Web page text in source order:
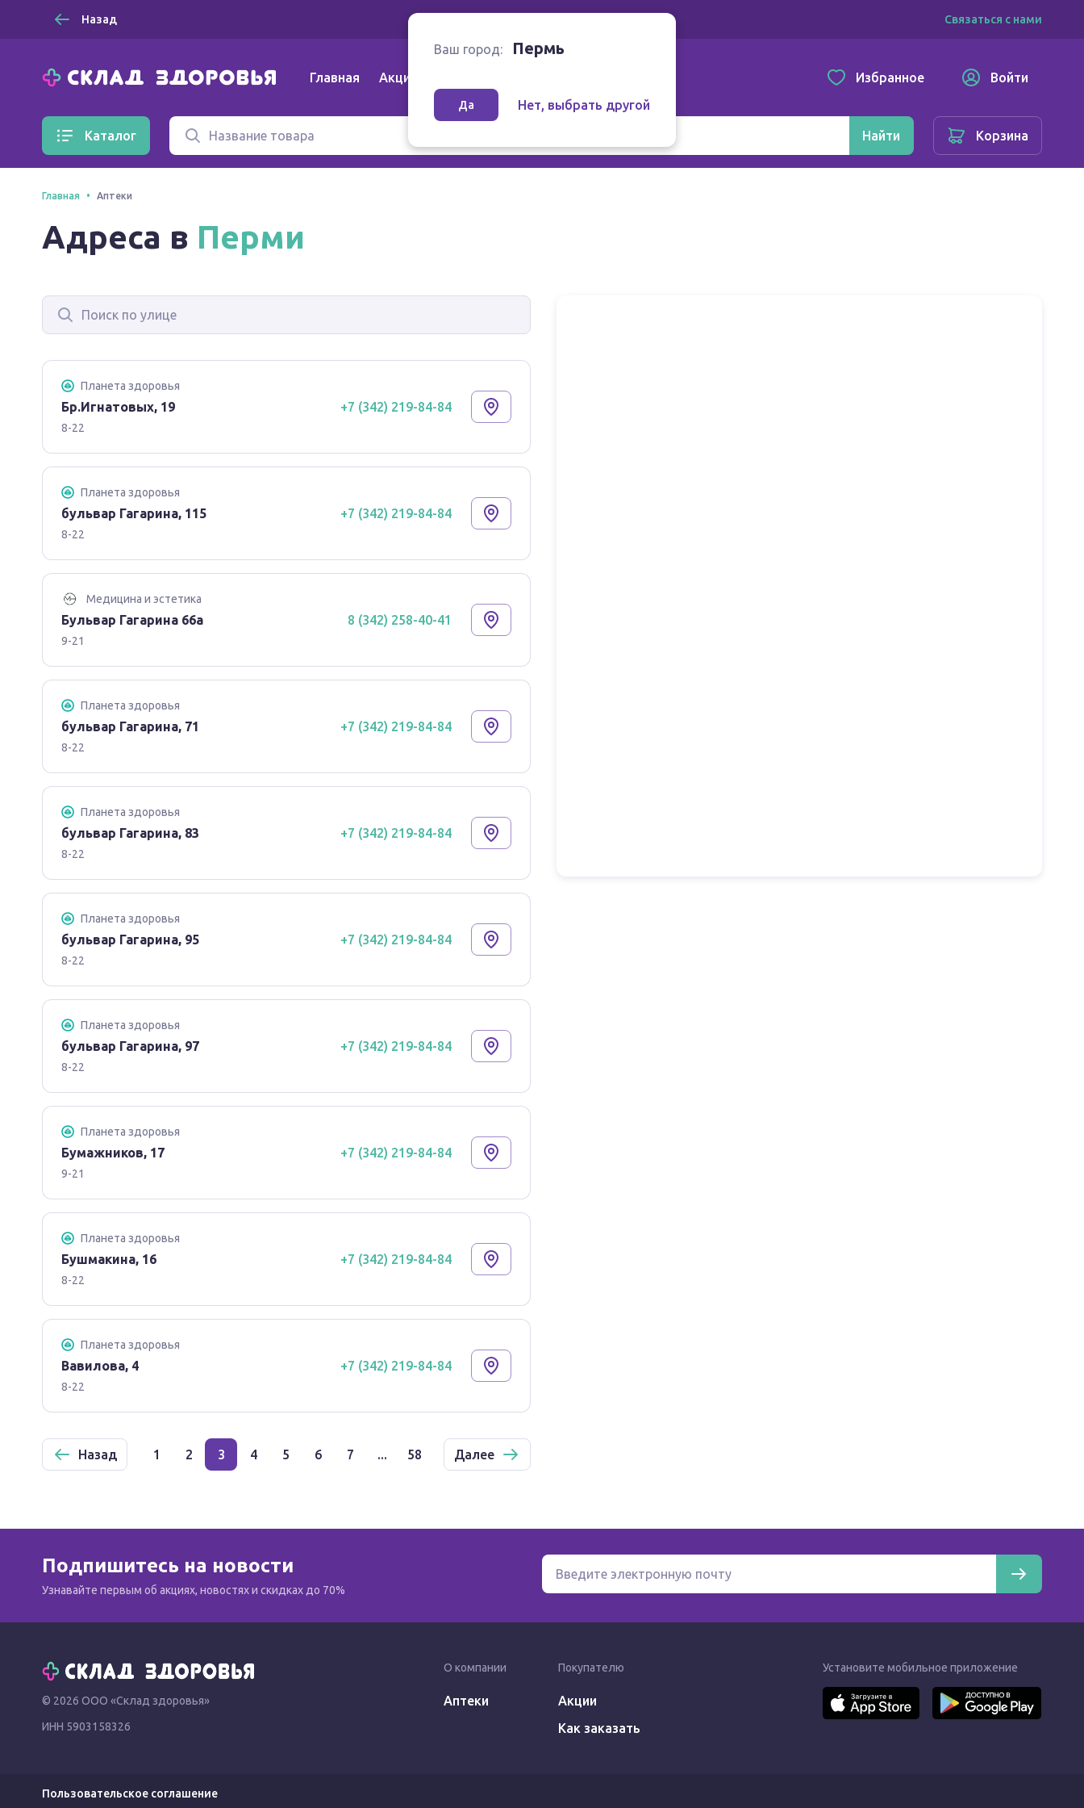
Назад Связаться с нами
Главная Акции Избранное Войти
Каталог Найти Корзина
Ваш город: Пермь
Да Нет, выбрать другой
Главная Аптеки
Адреса в Перми
Планета здоровья
Бр.Игнатовых, 19
8-22
+7 (342) 219-84-84
Планета здоровья
бульвар Гагарина, 115
8-22
+7 (342) 219-84-84
Медицина и эстетика
Бульвар Гагарина 66а
9-21
8 (342) 258-40-41
Планета здоровья
бульвар Гагарина, 71
8-22
+7 (342) 219-84-84
Планета здоровья
бульвар Гагарина, 83
8-22
+7 (342) 219-84-84
Планета здоровья
бульвар Гагарина, 95
8-22
+7 (342) 219-84-84
Планета здоровья
бульвар Гагарина, 97
8-22
+7 (342) 219-84-84
Планета здоровья
Бумажников, 17
9-21
+7 (342) 219-84-84
Планета здоровья
Бушмакина, 16
8-22
+7 (342) 219-84-84
Планета здоровья
Вавилова, 4
8-22
+7 (342) 219-84-84
Назад 1 2 3 4 5 6 7 ... 58 Далее
Подпишитесь на новости
Узнавайте первым об акциях, новостях и скидках до 70%
© 2026 ООО «Склад здоровья»
ИНН 5903158326
О компании
Аптеки
Покупателю
Акции
Как заказать
Установите мобильное приложение
Пользовательское соглашение